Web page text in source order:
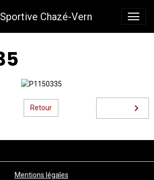
Retour
Mentions légales